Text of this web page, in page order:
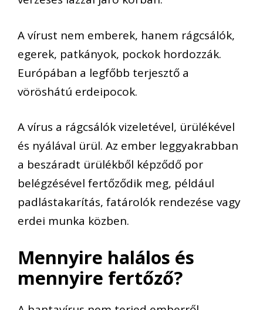
A vírust nem emberek, hanem rágcsálók,
egerek, patkányok, pockok hordozzák.
Európában a legfőbb terjesztő a
vöröshátú erdeipocok.
A vírus a rágcsálók vizeletével, ürülékével
és nyálával ürül. Az ember leggyakrabban
a beszáradt ürülékből képződő por
belégzésével fertőződik meg, például
padlástakarítás, fatárolók rendezése vagy
erdei munka közben.
Mennyire halálos és
mennyire fertőző?